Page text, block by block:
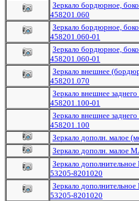
Зеркало бордюрное,
458201.060
Зеркало бордюрное,
458201.060-01
Зеркало бордюрное,
458201.060-01
Зеркало внешнее
458201.070
Зеркало внешнее
458201.100-01
Зеркало внешнее
458201.100
Зеркало дополн. малое
Зеркало дополн. малое
Зеркало
53205-8201020
Зеркало
53205-8201020